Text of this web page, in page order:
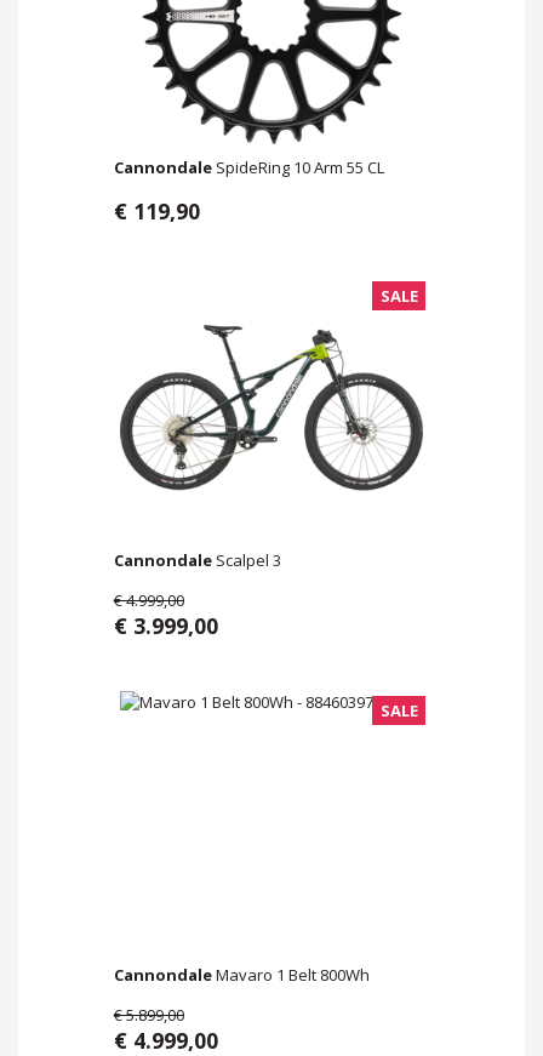
Cannondale SpideRing 10 Arm 55 CL
€ 119,90
SALE
Cannondale Scalpel 3
€ 4.999,00
€ 3.999,00
SALE
CannondaleMavaro 1 Belt 800Wh
€ 5.899,00
€ 4.999,00